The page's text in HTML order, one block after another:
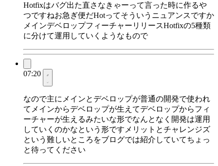
Hotfixはバグ出た直さなきゃーって言った時に作るや
つですねお急ぎ便だHotってそういうニュアンスですか
メインデベロップフィーチャーリリースHotfixの5種類
に分けて運用していくようなもので
07:20
なので主にメインとデベロップが普通の開発で使われ
てメインからデベロップが生えてデベロップからフィ
ーチャーが生えるみたいな形でなんとなく開発は運用
していくのかなという形ですメリットとチャレンジズ
という難しいところをブログでは紹介していてちょっ
と待ってください